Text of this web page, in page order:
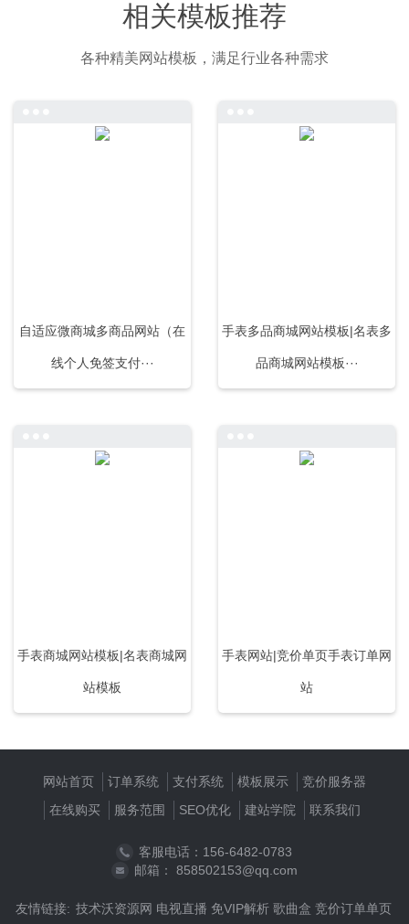
相关模板推荐
各种精美网站模板，满足行业各种需求
自适应微商城多商品网站（在
线个人免签支付···
手表多品商城网站模板|名表多
品商城网站模板···
手表商城网站模板|名表商城网
站模板
手表网站|竞价单页手表订单网
站
网站首页 订单系统 支付系统 模板展示
竞价服务器
在线购买
服务范围 SEO优化 建站学院 联系我们
客服电话：156-6482-0783
邮箱： 858502153@qq.com
友情链接: 技术沃资源网 电视直播 免VIP解析 歌曲盒 竞价订单单页